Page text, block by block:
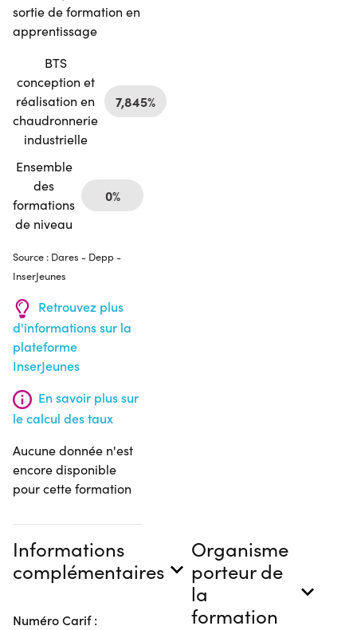
sortie de formation en
apprentissage
BTS
conception et
réalisation en
chaudronnerie
industrielle
7,845%
Ensemble
des
formations
de niveau
0%
Source : Dares - Depp -
InserJeunes
Retrouvez plus
d'informations sur la
plateforme
InserJeunes
En savoir plus sur
le calcul des taux
Aucune donnée n'est
encore disponible
pour cette formation
Informations
complémentaires
Numéro Carif :
Organisme
porteur de
la
formation